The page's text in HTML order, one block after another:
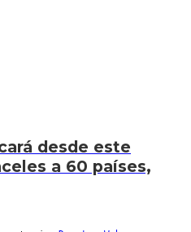
desde este
a 60 países,